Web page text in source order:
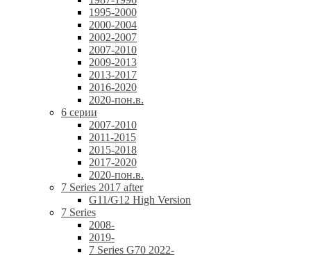
1995-2000
2000-2004
2002-2007
2007-2010
2009-2013
2013-2017
2016-2020
2020-пон.в.
6 серии
2007-2010
2011-2015
2015-2018
2017-2020
2020-пон.в.
7 Series 2017 after
G11/G12 High Version
7 Series
2008-
2019-
7 Series G70 2022-